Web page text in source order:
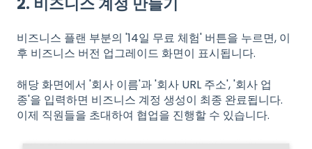
비즈니스 플랜 부분의 '14일 무료 체험' 버튼을 누르면, 이
후 비즈니스 버전 업그레이드 화면이 표시됩니다.
해당 화면에서 '회사 이름'과 '회사 URL 주소', '회사 업
종'을 입력하면 비즈니스 계정 생성이 최종 완료됩니다.
이제 직원들을 초대하여 협업을 진행할 수 있습니다.